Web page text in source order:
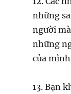
những
người
những
của
13. Bạn